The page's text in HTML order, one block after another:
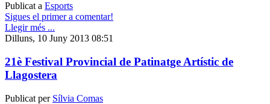
Publicat a Esports
Sigues el primer a comentar!
Llegir més ...
Dilluns, 10 Juny 2013 08:51
21è Festival Provincial de Patinatge Artístic de
Llagostera
Publicat per Sílvia Comas